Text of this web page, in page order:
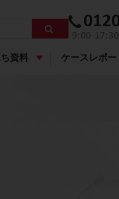
9:00-17:30
資料 ケースレポー